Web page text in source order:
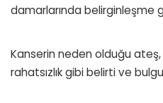
damarlarında belirginleşme
Kanserin neden olduğu ateş,
rahatsızlık gibi belirti ve